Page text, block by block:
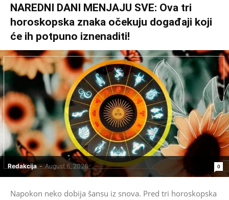
NAREDNI DANI MENJAJU SVE: Ova tri
horoskopska znaka očekuju događaji koji
će ih potpuno iznenaditi!
Redakcija - August 6, 2026 0
Napokon neko dobija šansu iz snova. Pred tri horoskopska